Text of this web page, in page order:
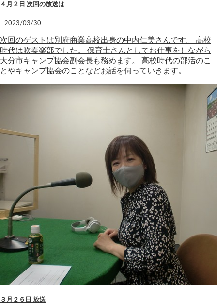
４月２日 次回の放送は
2023/03/30
次回のゲストは別府商業高校出身の中内仁美さんです。 高校
時代は吹奏楽部でした。 保育士さんとしてお仕事をしながら
大分市キャンプ協会副会長も務めます。 高校時代の部活のこ
とやキャンプ協会のことなどお話を伺っていきます。
３月２６日 放送